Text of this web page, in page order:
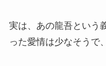
実は、あの龍吾という
った愛情は少なそうで、